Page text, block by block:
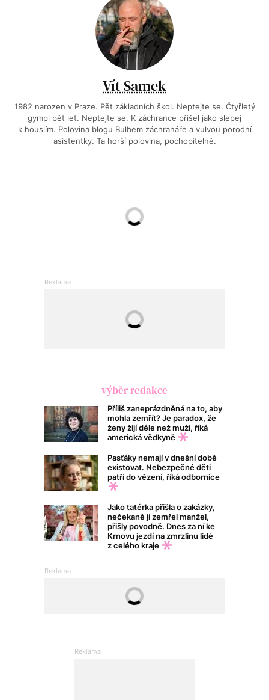
Vít Samek
1982 narozen v Praze. Pět základních škol. Neptejte se. Čtyřletý
gympl pět let. Neptejte se. K záchrance přišel jako slepej
k houslím. Polovina blogu Bulbem záchranáře a vulvou porodní
asistentky. Ta horší polovina, pochopitelně.
výběr redakce
Příliš zaneprázdněná na to, aby
mohla zemřít? Je paradox, že
ženy žijí déle než muži, říká
americká vědkyně
Pasťáky nemají v dnešní době
existovat. Nebezpečné děti
patří do vězení, říká odbornice
Jako tatérka přišla o zakázky,
nečekaně jí zemřel manžel,
přišly povodně. Dnes za ní ke
Krnovu jezdí na zmrzlinu lidé
z celého kraje